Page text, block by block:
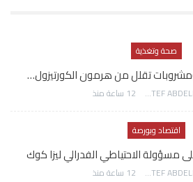
صحة وتغذية
تقلل من هرمون الكورتيزول…
AWATEF ABDELHAMED 12 ساعة منذ
اقتصاد وبورصة
مسؤولة الاحتياطي الفدرالي ليزا كوك
AWATEF ABDELHAMED 12 ساعة منذ